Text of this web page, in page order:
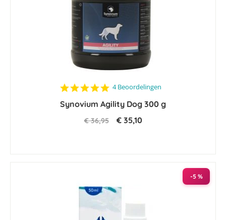
5.0
rating
4 Beoordelingen
Synovium Agility Dog 300 g
€ 36,95 € 35,10
-5 %